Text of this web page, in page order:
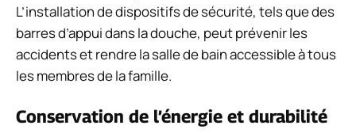
L’installation de dispositifs de sécurité, tels que des
barres d’appui dans la douche, peut prévenir les
accidents et rendre la salle de bain accessible à tous
les membres de la famille.
Conservation de l’énergie et durabilité